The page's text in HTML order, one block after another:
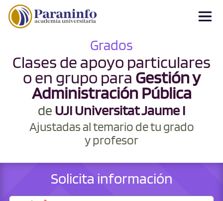
Grados
Clases de apoyo particulares
o en grupo para Gestión y
Administración Pública
de UJI Universitat Jaume I
Ajustadas al temario de tu grado
y profesor
Solicita información